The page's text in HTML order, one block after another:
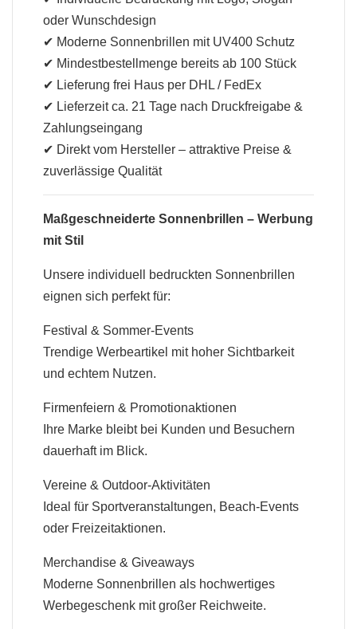
oder Wunschdesign
✔ Moderne Sonnenbrillen mit UV400 Schutz
✔ Mindestbestellmenge bereits ab 100 Stück
✔ Lieferung frei Haus per DHL / FedEx
✔ Lieferzeit ca. 21 Tage nach Druckfreigabe &
Zahlungseingang
✔ Direkt vom Hersteller – attraktive Preise &
zuverlässige Qualität
Maßgeschneiderte Sonnenbrillen – Werbung
mit Stil
Unsere individuell bedruckten Sonnenbrillen
eignen sich perfekt für:
Festival & Sommer-Events
Trendige Werbeartikel mit hoher Sichtbarkeit
und echtem Nutzen.
Firmenfeiern & Promotionaktionen
Ihre Marke bleibt bei Kunden und Besuchern
dauerhaft im Blick.
Vereine & Outdoor-Aktivitäten
Ideal für Sportveranstaltungen, Beach-Events
oder Freizeitaktionen.
Merchandise & Giveaways
Moderne Sonnenbrillen als hochwertiges
Werbegeschenk mit großer Reichweite.